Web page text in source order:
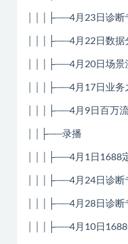
│││├──4月23日诊断
│││├──4月22日数据
│││├──4月20日场景
│││├──4月17日业务
│││├──4月9日百万
││├──录播
│││├──4月1日1688
│││├──4月24日诊断
│││├──4月28日诊断
│││├──4月10日1688